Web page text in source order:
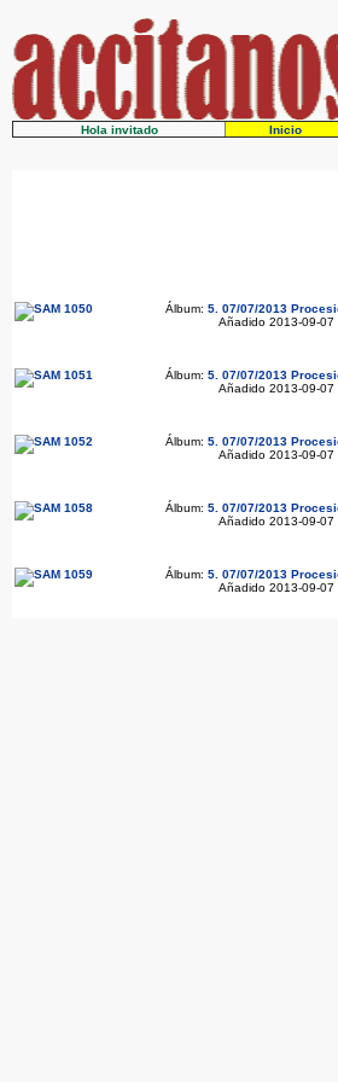
Hola invitado Inicio
Álbum: 5. 07/07/2013
Añadido 2013-09-07
Álbum: 5. 07/07/2013
Añadido 2013-09-07
Álbum: 5. 07/07/2013
Añadido 2013-09-07
Álbum: 5. 07/07/2013
Añadido 2013-09-07
Álbum: 5. 07/07/2013
Añadido 2013-09-07